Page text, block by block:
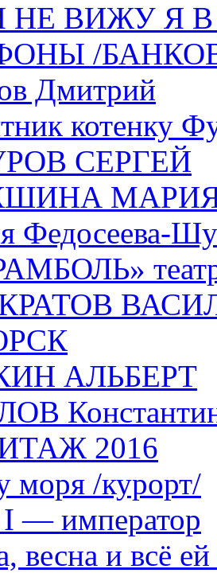
НЕ ВИЖУ Я
/
Дмитрий
котенку
СЕРГЕЙ
Федосеева-
АЛЬБЕРТ
2016
моря /курорт/
— император
весна и всё